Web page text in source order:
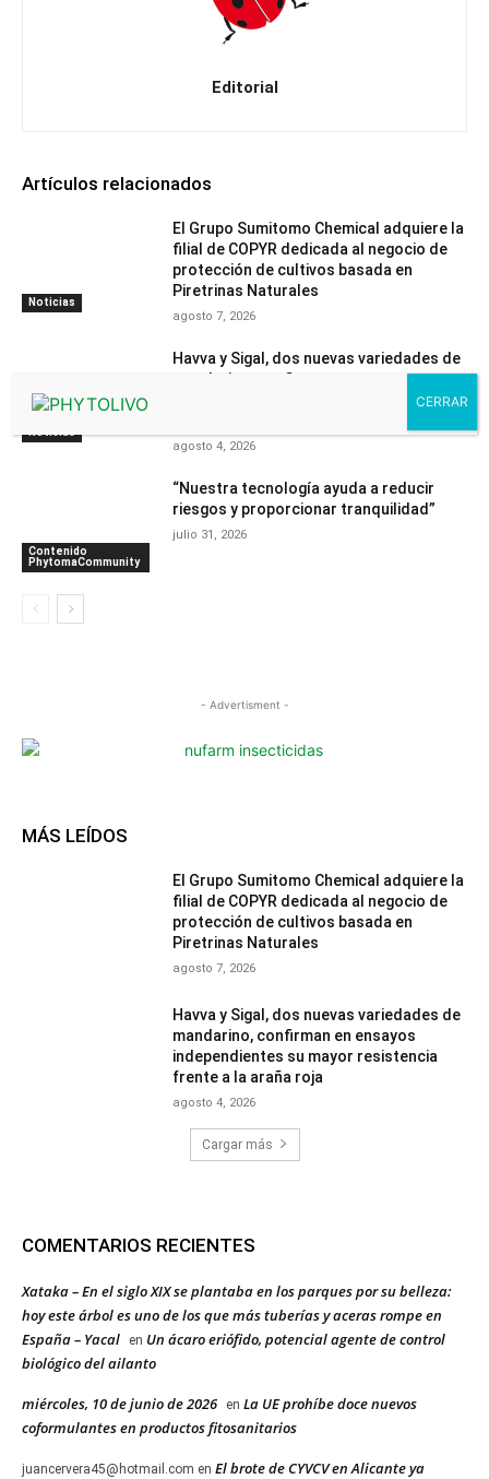
Editorial
Artículos relacionados
Noticias
El Grupo Sumitomo Chemical adquiere la
filial de COPYR dedicada al negocio de
protección de cultivos basada en
Piretrinas Naturales
agosto 7, 2026
Havva y Sigal, dos nuevas variedades de
mandarino, confirman en ensayos
independientes su mayor resistencia
agosto 4, 2026
Contenido
PhytomaCommunity
“Nuestra tecnología ayuda a reducir
riesgos y proporcionar tranquilidad”
julio 31, 2026
- Advertisment -
MÁS LEÍDOS
El Grupo Sumitomo Chemical adquiere la
filial de COPYR dedicada al negocio de
protección de cultivos basada en
Piretrinas Naturales
agosto 7, 2026
Havva y Sigal, dos nuevas variedades de
mandarino, confirman en ensayos
independientes su mayor resistencia
frente a la araña roja
agosto 4, 2026
Cargar más
COMENTARIOS RECIENTES
Xataka – En el siglo XIX se plantaba en los parques por su belleza:
hoy este árbol es uno de los que más tuberías y aceras rompe en
España – Yacal
en Un ácaro eriófido, potencial agente de control
biológico del ailanto
miércoles, 10 de junio de 2026 en La UE prohíbe doce nuevos
coformulantes en productos fitosanitarios
juancervera45@hotmail.com en El brote de CYVCV en Alicante ya